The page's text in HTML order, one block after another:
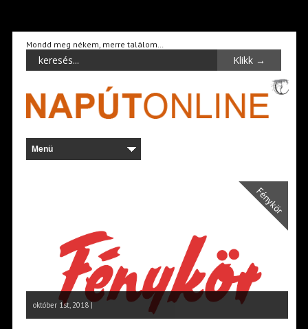
Mondd meg nékem, merre találom…
Fénykör
október 1st, 2018 |